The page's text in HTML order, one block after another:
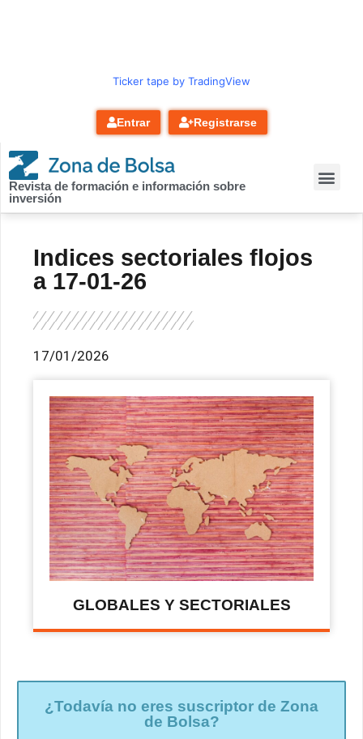
Ticker tape by TradingView
Entrar Registrarse
Revista de formación e información sobre
inversión
Indices sectoriales flojos
a 17-01-26
17/01/2026
GLOBALES Y SECTORIALES
¿Todavía no eres suscriptor de Zona
de Bolsa?